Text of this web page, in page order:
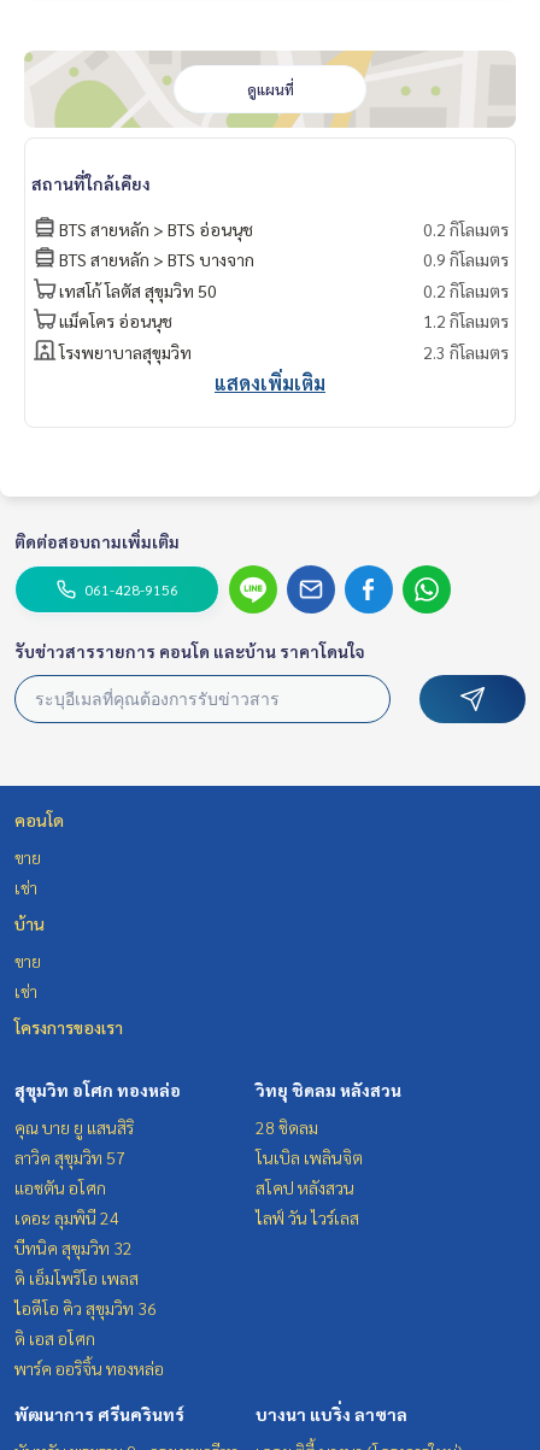
โรงเรียน นานาชาติ
รพ.
สัญญา 1 ปี
มัดจำ 2 เดือน
จ่ายค่าเช่าล่วงหน้า 1 เดือน
ติดต่อ
คุณ นก : Tel061-428-9156
What’s app :+ 66 61 428 9156
Line id : @mcre
My Celebrity., Co., ltd . Real Estate Agency.
ดูแผนที่
สถานที่ใกล้เคียง
BTS สายหลัก > BTS อ่อนนุช
0.2 กิโลเมตร
BTS สายหลัก > BTS บางจาก
0.9 กิโลเมตร
เทสโก้ โลตัส สุขุมวิท 50
0.2 กิโลเมตร
แม็คโคร อ่อนนุช
1.2 กิโลเมตร
โรงพยาบาลสุขุมวิท
2.3 กิโลเมตร
แสดงเพิ่มเติม
ติดต่อสอบถามเพิ่มเติม
061-428-9156
รับข่าวสารรายการ คอนโด และบ้าน ราคาโดนใจ
คอนโด
ขาย
เช่า
บ้าน
ขาย
เช่า
โครงการของเรา
สุขุมวิท อโศก ทองหล่อ
คุณ บาย ยู แสนสิริ
ลาวิค สุขุมวิท 57
แอชตัน อโศก
เดอะ ลุมพินี 24
บีทนิค สุขุมวิท 32
ดิ เอ็มโพริโอ เพลส
ไอดีโอ คิว สุขุมวิท 36
ดิ เอส อโศก
พาร์ค ออริจิ้น ทองหล่อ
วิทยุ ชิดลม หลังสวน
28 ชิดลม
โนเบิล เพลินจิต
สโคป หลังสวน
ไลฟ์ วัน ไวร์เลส
พัฒนาการ ศรีนครินทร์
บางนา แบริ่ง ลาซาล